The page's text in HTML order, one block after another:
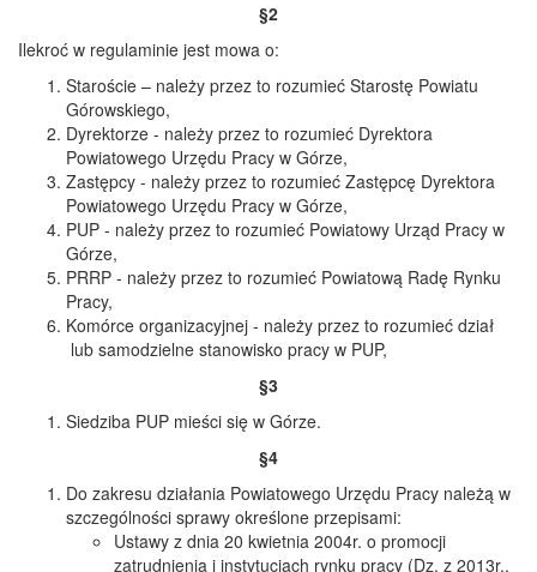
§2
Ilekroć w regulaminie jest mowa o:
Staroście – należy przez to rozumieć Starostę Powiatu
Górowskiego,
Dyrektorze - należy przez to rozumieć Dyrektora
Powiatowego Urzędu Pracy w Górze,
Zastępcy - należy przez to rozumieć Zastępcę Dyrektora
Powiatowego Urzędu Pracy w Górze,
PUP - należy przez to rozumieć Powiatowy Urząd Pracy w
Górze,
PRRP - należy przez to rozumieć Powiatową Radę Rynku
Pracy,
Komórce organizacyjnej - należy przez to rozumieć dział
lub samodzielne stanowisko pracy w PUP,
§3
Siedziba PUP mieści się w Górze.
§4
Do zakresu działania Powiatowego Urzędu Pracy należą w
szczególności sprawy określone przepisami:
Ustawy z dnia 20 kwietnia 2004r. o promocji
zatrudnienia i instytucjach rynku pracy (Dz. z 2013r.,